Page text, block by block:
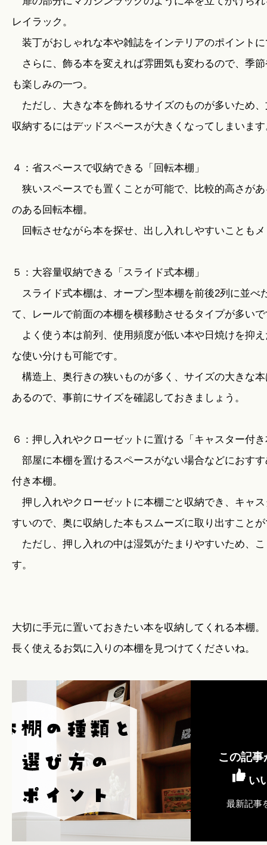
レイラック。
装丁がおしゃれな本や雑誌をインテリアのポイント
さらに、飾る本を変えれば雰囲気も変わるので、季
も楽しみの一つ。
ただし、大きな本を飾れるサイズのものが多いため
収納するにはデッドスペースが大きくなってしまいま
４：省スペースで収納できる「回転本棚」
狭いスペースでも置くことが可能で、比較的高さが
のある回転本棚。
回転させながら本を探せ、出し入れしやすいことも
５：大容量収納できる「スライド式本棚」
スライド式本棚は、オープン型本棚を前後2列に並べ
て、レールで前面の本棚を横移動させるタイプが多い
よく使う本は前列、使用頻度が低い本や日焼けを抑
な使い分けも可能です。
構造上、奥行きの狭いものが多く、サイズの大きな
あるので、事前にサイズを確認しておきましょう。
６：押し入れやクローゼットに置ける「キャスター付
部屋に本棚を置けるスペースがない場合などにおす
付き本棚。
押し入れやクローゼットに本棚ごと収納でき、キャ
すいので、奥に収納した本もスムーズに取り出すこと
ただし、押し入れの中は湿気がたまりやすいため、
す。
大切に手元に置いておきたい本を収納してくれる本棚。
長く使えるお気に入りの本棚を見つけてくださいね。
この記
い
最新記事